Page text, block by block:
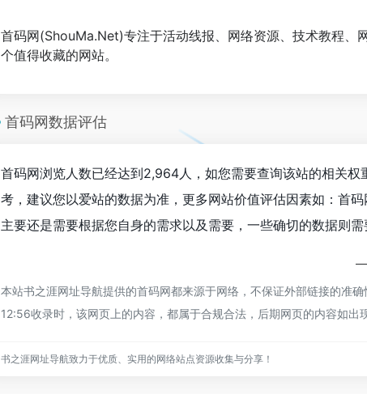
首码网(ShouMa.Net)专注于活动线报、网络资源、技术教程、
个值得收藏的网站。
首码网数据评估
首码网浏览人数已经达到2,964人，如您需要查询该站的相关权
考，建议您以爱站的数据为准，更多网站价值评估因素如：首
主要还是需要根据您自身的需求以及需要，一些确切的数据则
本站书之涯网址导航提供的首码网都来源于网络，不保证外部链接的准
12:56收录时，该网页上的内容，都属于合规合法，后期网页的内容如出
书之涯网址导航致力于优质、实用的网络站点资源收集与分享！